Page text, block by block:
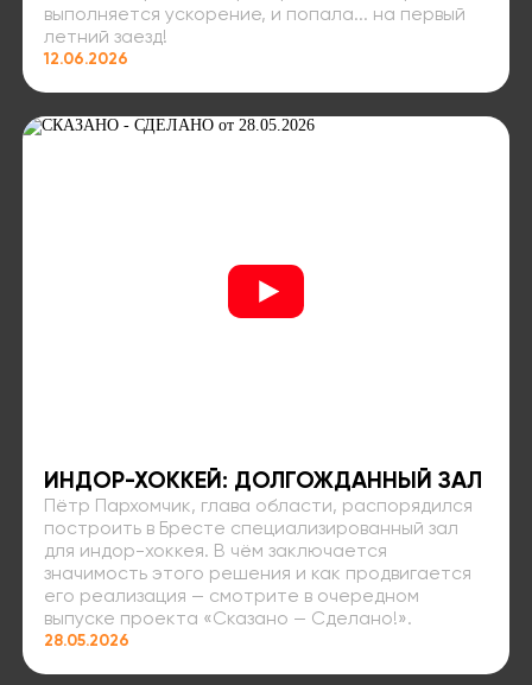
выполняется ускорение, и попала... на первый
летний заезд!
12.06.2026
ИНДОР-ХОККЕЙ: ДОЛГОЖДАННЫЙ ЗАЛ
Пётр Пархомчик, глава области, распорядился
построить в Бресте специализированный зал
для индор-хоккея. В чём заключается
значимость этого решения и как продвигается
его реализация — смотрите в очередном
выпуске проекта «Сказано — Сделано!».
28.05.2026